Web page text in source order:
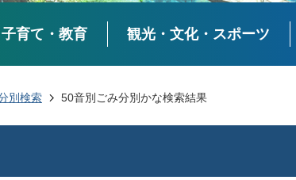
子育て・教育 観光・文化・スポーツ
別検索 50音別ごみ分別かな検索結果